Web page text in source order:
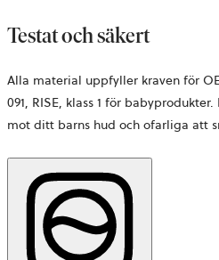
Testat och säkert
Alla material uppfyller kraven för
091, RISE, klass 1 för
mot ditt barns hud och ofarliga att